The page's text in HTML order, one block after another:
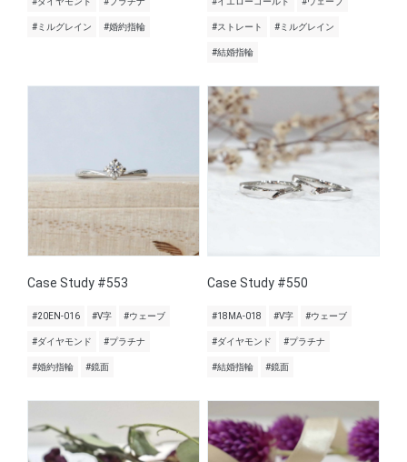
#ミルグレイン #婚約指輪 #ストレート #ミルグレイン
#結婚指輪
Case Study #553
#20EN-016 #V字 #ウェーブ
#ダイヤモンド #プラチナ
#婚約指輪 #鏡面
Case Study #550
#18MA-018 #V字 #ウェーブ
#ダイヤモンド #プラチナ
#結婚指輪 #鏡面